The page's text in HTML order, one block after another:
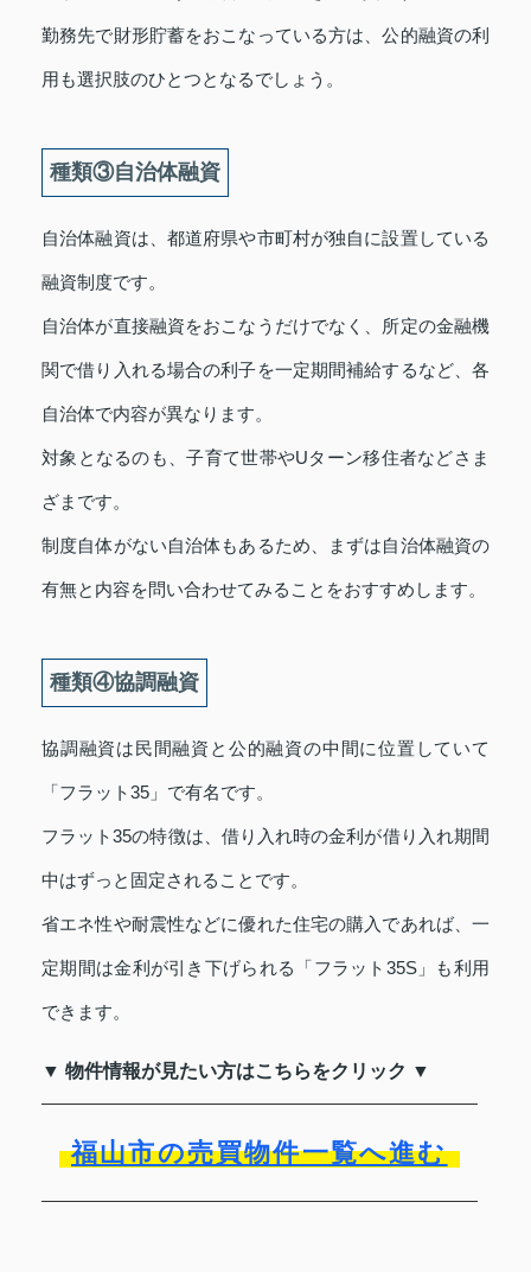
勤務先で財形貯蓄をおこなっている方は、公的融資の利
用も選択肢のひとつとなるでしょう。
種類③自治体融資
自治体融資は、都道府県や市町村が独自に設置している
融資制度です。
自治体が直接融資をおこなうだけでなく、所定の金融機
関で借り入れる場合の利子を一定期間補給するなど、各
自治体で内容が異なります。
対象となるのも、子育て世帯やUターン移住者などさま
ざまです。
制度自体がない自治体もあるため、まずは自治体融資の
有無と内容を問い合わせてみることをおすすめします。
種類④協調融資
協調融資は民間融資と公的融資の中間に位置していて
「フラット35」で有名です。
フラット35の特徴は、借り入れ時の金利が借り入れ期間
中はずっと固定されることです。
省エネ性や耐震性などに優れた住宅の購入であれば、一
定期間は金利が引き下げられる「フラット35S」も利用
できます。
▼ 物件情報が見たい方はこちらをクリック ▼
福山市の売買物件一覧へ進む